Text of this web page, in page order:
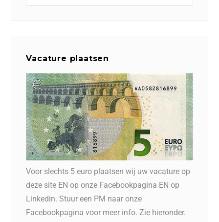
Vacature plaatsen
Voor slechts 5 euro plaatsen wij uw vacature op
deze site EN op onze Facebookpagina EN op
Linkedin. Stuur een PM naar onze
Facebookpagina voor meer info. Zie hieronder.